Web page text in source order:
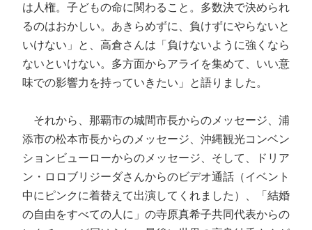
は人権。子どもの命に関わること。多数決で決められ
るのはおかしい。あきらめずに、負けずにやらないと
いけない」と、高倉さんは「負けないように強くなら
ないといけない。多方面からアライを集めて、いい意
味での影響力を持っていきたい」と語りました。
それから、那覇市の城間市長からのメッセージ、浦
添市の松本市長からのメッセージ、沖縄観光コンベン
ションビューローからのメッセージ、そして、ドリア
ン・ロロブリジーダさんからのビデオ通話（イベント
中にピンクに着替えて出演してくれました）、「結婚
の自由をすべての人に」の寺原真希子共同代表からの